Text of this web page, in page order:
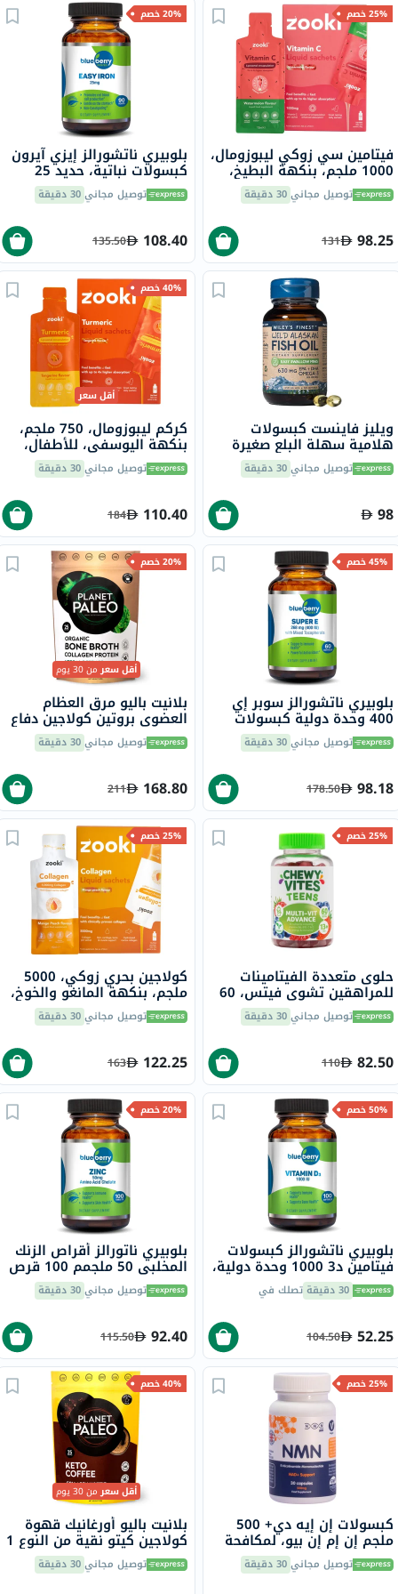
25% خصم
فيتامين سي زوكي ليبوزومال،
1000 ملجم، بنكهة البطيخ،
للأطفال، كيس 15 مل، 14
قطعة توصيل مجاني30 دقيقة
98.25
131
20% خصم
بلوبيري ناتشورالز إيزي آيرون
كبسولات نباتية، حديد 25
ملجم، 90 قطعة B0265توصيل مجاني30 دقيقة
108.40
135.50
ويليز فاينست كبسولات
هلامية سهلة البلع صغيرة
الحجم، مكمل غذائي من زيت
السمك أوميغا 3 بتركيز 630 توصيل مجاني30 دقيقة
98
40% خصم
أقل سعر
كركم ليبوزومال، 750 ملجم،
بنكهة اليوسفي، للأطفال،
كيس 15 مل، 14 قطعة توصيل مجاني30 دقيقة
110.40
184
45% خصم
بلوبيري ناتشورالز سوبر إي
400 وحدة دولية كبسولات
هلامية 60 كبسولة B0210توصيل مجاني30 دقيقة
98.18
178.50
20% خصم
أقل سعرمن 30 يوم
بلانيت باليو مرق العظام
العضوي بروتين كولاجين دفاع
عشبي مع الزعتر والأوريغانو
225 جرام 25 وجبة توصيل مجاني30 دقيقة
168.80
211
25% خصم
حلوى متعددة الفيتامينات
للمراهقين تشوي فيتس، 60
حلوة توصيل مجاني30 دقيقة
82.50
110
25% خصم
كولاجين بحري زوكي، 5000
ملجم، بنكهة المانغو والخوخ،
للأطفال، كيس 15 مل، 14
قطعة توصيل مجاني30 دقيقة
122.25
163
50% خصم
بلوبيري ناتشورالز كبسولات
فيتامين د3 1000 وحدة دولية،
100 قطعة 30 دقيقة تصلك في
52.25
104.50
20% خصم
بلوبيري ناتورالز أقراص الزنك
المخلبي 50 ملجمم 100 قرص
B0272توصيل مجاني30 دقيقة
92.40
115.50
25% خصم
كبسولات إن إيه دي+ 500
ملجم إن إم إن بيو، لمكافحة
الشيخوخة - 30 كبسولةتوصيل مجاني30 دقيقة
40% خصم
أقل سعرمن 30 يوم
بلانيت باليو أورغانيك قهوة
كولاجين كيتو نقية من النوع 1
و3 213 جرام توصيل مجاني30 دقيقة